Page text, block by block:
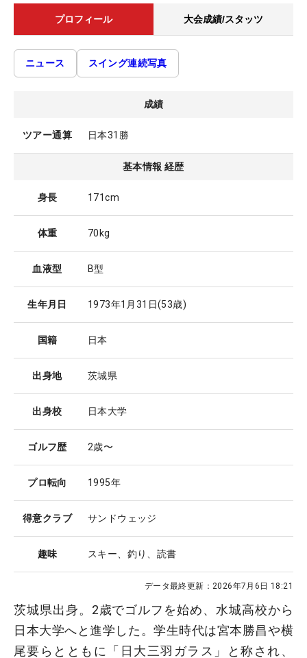
プロフィール 大会成績/スタッツ
ニュース スイング連続写真
成績
ツアー通算 日本31勝
基本情報 経歴
身長 171cm
体重 70kg
血液型 B型
生年月日 1973年1月31日(53歳)
国籍 日本
出身地 茨城県
出身校 日本大学
ゴルフ歴 2歳〜
プロ転向 1995年
得意クラブ サンドウェッジ
趣味 スキー、釣り、読書
データ最終更新： 2026年7月6日 18:21
茨城県出身。2歳でゴルフを始め、水城高校から
日本大学へと進学した。学生時代は宮本勝昌や横
尾要らとともに「日大三羽ガラス」と称され、